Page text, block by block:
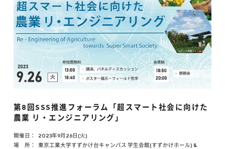
第8回SSS推進フォーラム「超スマート社会に向けた
農業 リ・エンジニアリング」
開催日：
2023年9月26日(火)
場 所：
東京工業大学すずかけ台キャンパス 学生会館(すずかけホール) &